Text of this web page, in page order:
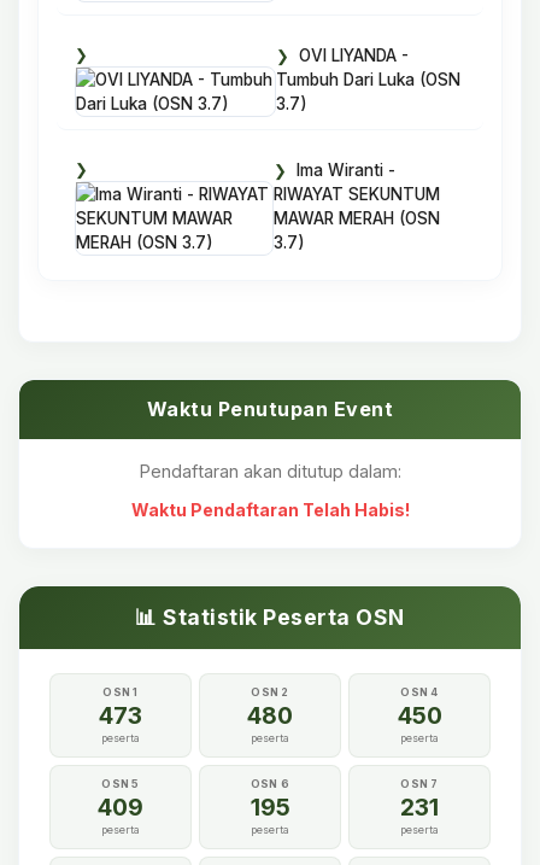
OVI LIYANDA -
Tumbuh Dari Luka (OSN
3.7)
Ima Wiranti -
RIWAYAT SEKUNTUM
MAWAR MERAH (OSN
3.7)
Waktu Penutupan Event
Pendaftaran akan ditutup dalam:
Waktu Pendaftaran Telah Habis!
📊 Statistik Peserta OSN
OSN 1
473
peserta
OSN 2
480
peserta
OSN 4
450
peserta
OSN 5
409
peserta
OSN 6
195
peserta
OSN 7
231
peserta